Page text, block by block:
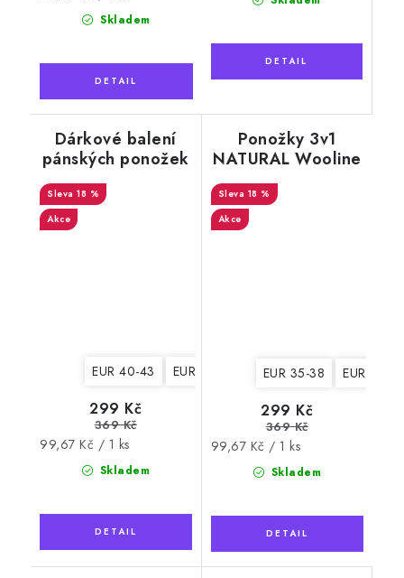
Skladem
Dárkové balení
pánských ponožek
3v1 NATURAL
Wooline Wool 1
18 %
Akce
EUR 40-43 EUR 44-47
Skladem
299 Kč
369 Kč
Měrná
99,67 Kč / 1 ks
Ponožky 3v1
NATURAL Wooline
Wool 5, dámské
18 %
Akce
EUR 35-38 EUR 39-
Skladem
299 Kč
369 Kč
Měrná
99,67 Kč / 1 ks